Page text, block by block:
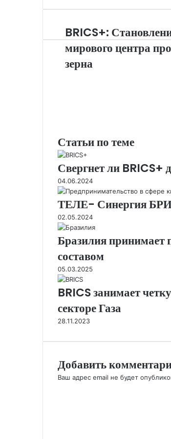
p
p
BRICS+:
мирового центра
зерна
Статьи по теме
Свергнет ли
04.06.2024
ТЕЛЕ- Синергия
02.05.2024
Бразилия принимает
составом
05.03.2025
BRICS занимает
секторе Газа
28.11.2023
Добавить
Ваш адрес email не будет